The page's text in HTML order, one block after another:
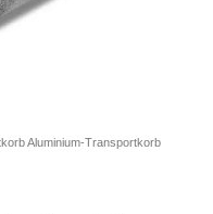
Aluminium-Transportkorb